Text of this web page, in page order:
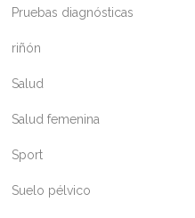
Pruebas diagnósticas
riñón
Salud
Salud femenina
Sport
Suelo pélvico